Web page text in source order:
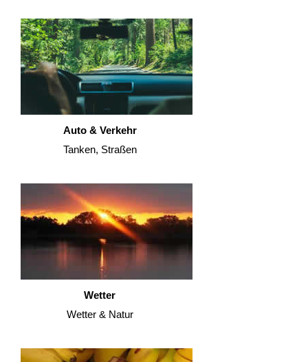
Auto & Verkehr
Tanken, Straßen
Wetter
Wetter & Natur